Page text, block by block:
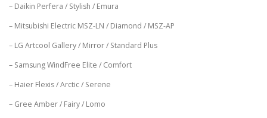
– Daikin Perfera / Stylish / Emura
– Mitsubishi Electric MSZ-LN / Diamond / MSZ-AP
– LG Artcool Gallery / Mirror / Standard Plus
– Samsung WindFree Elite / Comfort
– Haier Flexis / Arctic / Serene
– Gree Amber / Fairy / Lomo